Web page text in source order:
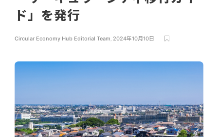
ド」を発行
Circular Economy Hub Editorial Team, 2024年10月10日